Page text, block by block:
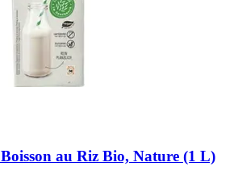
Boisson au Riz Bio, Nature (1 L)